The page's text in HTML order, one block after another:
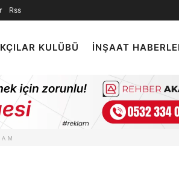
Rss
KULÜBÜ İNŞAAT